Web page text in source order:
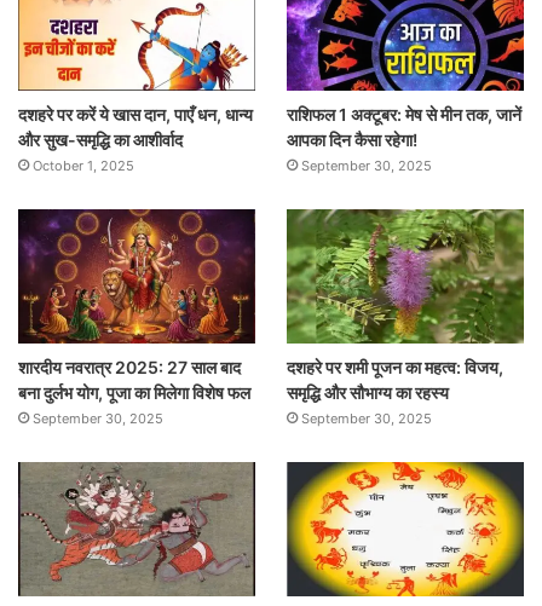
दशहरे पर करें ये खास दान, पाएँ धन, धान्य
और सुख-समृद्धि का आशीर्वाद
October 1, 2025
राशिफल 1 अक्टूबर: मेष से मीन तक, जानें
आपका दिन कैसा रहेगा!
September 30, 2025
शारदीय नवरात्र 2025: 27 साल बाद
बना दुर्लभ योग, पूजा का मिलेगा विशेष फल
September 30, 2025
दशहरे पर शमी पूजन का महत्व: विजय,
समृद्धि और सौभाग्य का रहस्य
September 30, 2025